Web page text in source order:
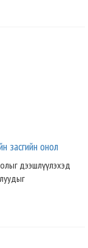
засгийн онол
дээшлүүлэхэд